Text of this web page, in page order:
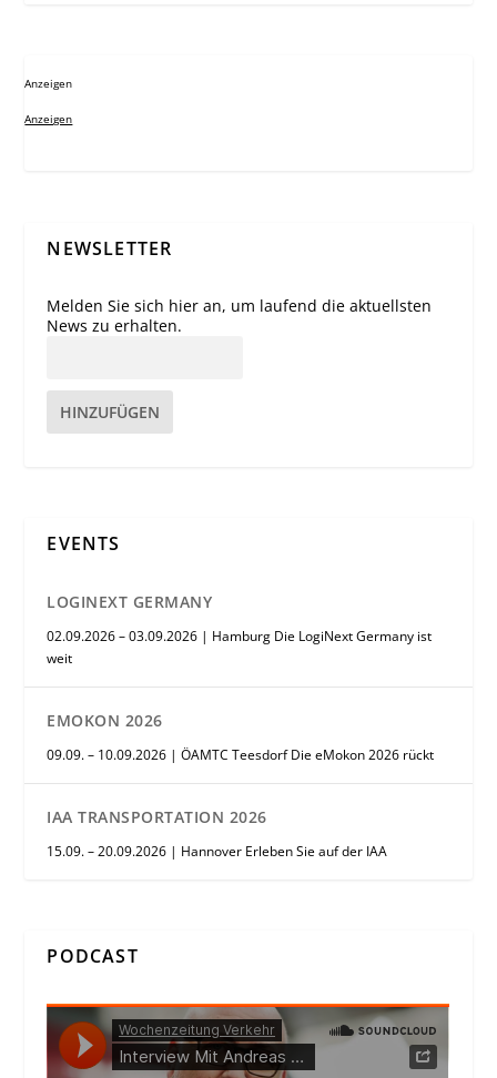
Anzeigen
Anzeigen
NEWSLETTER
Melden Sie sich hier an, um laufend die aktuellsten
News zu erhalten.
HINZUFÜGEN
EVENTS
LOGINEXT GERMANY
02.09.2026 – 03.09.2026 | Hamburg Die LogiNext Germany ist
weit
EMOKON 2026
09.09. – 10.09.2026 | ÖAMTC Teesdorf Die eMokon 2026 rückt
IAA TRANSPORTATION 2026
15.09. – 20.09.2026 | Hannover Erleben Sie auf der IAA
PODCAST